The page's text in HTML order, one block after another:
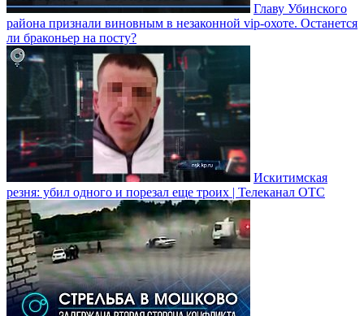
Главу Убинского
района признали виновным в незаконной vip-охоте. Останется
ли браконьер на посту?
Искитимская
резня: убил одного и порезал еще троих | Телеканал ОТС